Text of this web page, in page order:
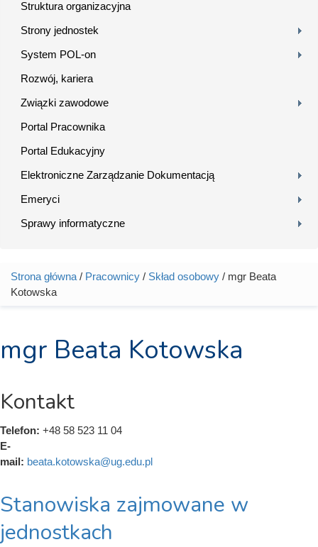
Struktura organizacyjna
Strony jednostek
System POL-on
Rozwój, kariera
Związki zawodowe
Portal Pracownika
Portal Edukacyjny
Elektroniczne Zarządzanie Dokumentacją
Emeryci
Sprawy informatyczne
Jesteś tutaj
Strona główna / Pracownicy / Skład osobowy / mgr Beata
Kotowska
mgr Beata Kotowska
Kontakt
Telefon: +48 58 523 11 04
E-
mail: beata.kotowska@ug.edu.pl
Stanowiska zajmowane w
jednostkach